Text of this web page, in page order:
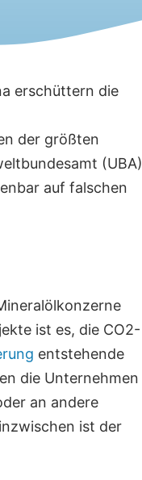
erschüttern die
der größten
(UBA)
auf falschen
ist es, die CO2-
entstehende
die Unternehmen
an andere
ist der